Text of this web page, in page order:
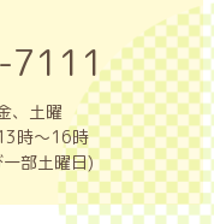
7111
、土曜
時～16時
部土曜日)